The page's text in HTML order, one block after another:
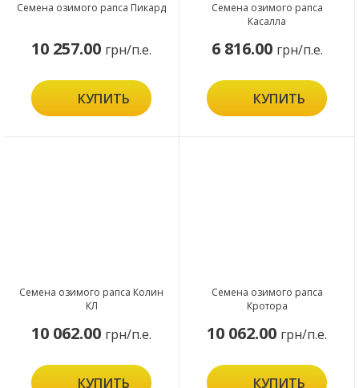
Семена озимого рапса Пикард
10 257.00 грн/п.е.
КУПИТЬ
Семена озимого рапса
Касалла
6 816.00 грн/п.е.
КУПИТЬ
Семена озимого рапса Колин
КЛ
10 062.00 грн/п.е.
КУПИТЬ
Семена озимого рапса
Кротора
10 062.00 грн/п.е.
КУПИТЬ